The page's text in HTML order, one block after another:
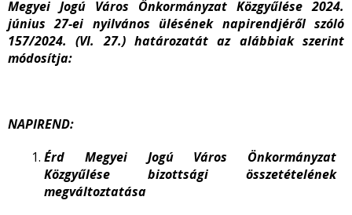
Megyei Jogú Város Önkormányzat Közgyűlése 2024.
június 27-ei nyilvános ülésének napirendjéről szóló
157/2024. (VI. 27.) határozatát az alábbiak szerint
módosítja:
NAPIREND:
Érd Megyei Jogú Város Önkormányzat
Közgyűlése bizottsági összetételének
megváltoztatása